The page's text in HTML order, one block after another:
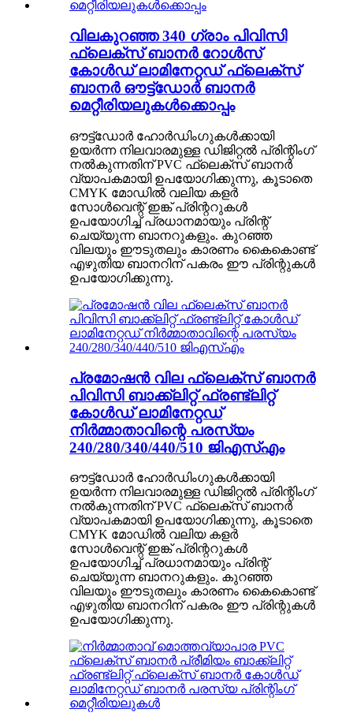
വിലകുറഞ്ഞ 340 ഗ്രാം പിവിസി
ഫ്ലെക്സ് ബാനർ റോൾസ്
കോൾഡ് ലാമിനേറ്റഡ് ഫ്ലെക്സ്
ബാനർ ഔട്ട്ഡോർ ബാനർ
മെറ്റീരിയലുകൾക്കൊപ്പം
ഔട്ട്ഡോർ ഹോർഡിംഗുകൾക്കായി
ഉയർന്ന നിലവാരമുള്ള ഡിജിറ്റൽ പ്രിന്റിംഗ്
നൽകുന്നതിന് PVC ഫ്ലെക്സ് ബാനർ
വ്യാപകമായി ഉപയോഗിക്കുന്നു, കൂടാതെ
CMYK മോഡിൽ വലിയ കളർ
സോൾവെന്റ് ഇങ്ക് പ്രിന്ററുകൾ
ഉപയോഗിച്ച് പ്രധാനമായും പ്രിന്റ്
ചെയ്യുന്ന ബാനറുകളും. കുറഞ്ഞ
വിലയും ഈടുതലും കാരണം കൈകൊണ്ട്
എഴുതിയ ബാനറിന് പകരം ഈ പ്രിന്റുകൾ
ഉപയോഗിക്കുന്നു.
പ്രമോഷൻ വില ഫ്ലെക്സ് ബാനർ
പിവിസി ബാക്ക്‌ലിറ്റ് ഫ്രണ്ട്‌ലിറ്റ്
കോൾഡ് ലാമിനേറ്റഡ്
നിർമ്മാതാവിന്റെ പരസ്യം
240/280/340/440/510 ജിഎസ്എം
ഔട്ട്ഡോർ ഹോർഡിംഗുകൾക്കായി
ഉയർന്ന നിലവാരമുള്ള ഡിജിറ്റൽ പ്രിന്റിംഗ്
നൽകുന്നതിന് PVC ഫ്ലെക്സ് ബാനർ
വ്യാപകമായി ഉപയോഗിക്കുന്നു, കൂടാതെ
CMYK മോഡിൽ വലിയ കളർ
സോൾവെന്റ് ഇങ്ക് പ്രിന്ററുകൾ
ഉപയോഗിച്ച് പ്രധാനമായും പ്രിന്റ്
ചെയ്യുന്ന ബാനറുകളും. കുറഞ്ഞ
വിലയും ഈടുതലും കാരണം കൈകൊണ്ട്
എഴുതിയ ബാനറിന് പകരം ഈ പ്രിന്റുകൾ
ഉപയോഗിക്കുന്നു.